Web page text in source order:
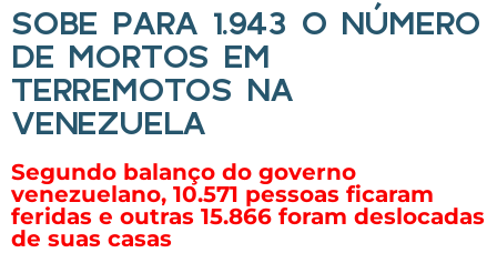
SOBE PARA 1.943 O NÚMERO
DE MORTOS EM
TERREMOTOS NA
VENEZUELA
Segundo balanço do governo
venezuelano, 10.571 pessoas ficaram
feridas e outras 15.866 foram deslocadas
de suas casas